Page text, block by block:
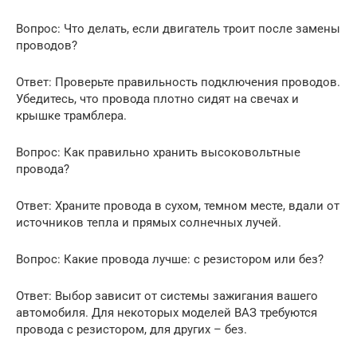
Вопрос: Что делать, если двигатель троит после замены
проводов?
Ответ: Проверьте правильность подключения проводов.
Убедитесь, что провода плотно сидят на свечах и
крышке трамблера.
Вопрос: Как правильно хранить высоковольтные
провода?
Ответ: Храните провода в сухом, темном месте, вдали от
источников тепла и прямых солнечных лучей.
Вопрос: Какие провода лучше: с резистором или без?
Ответ: Выбор зависит от системы зажигания вашего
автомобиля. Для некоторых моделей ВАЗ требуются
провода с резистором, для других – без.